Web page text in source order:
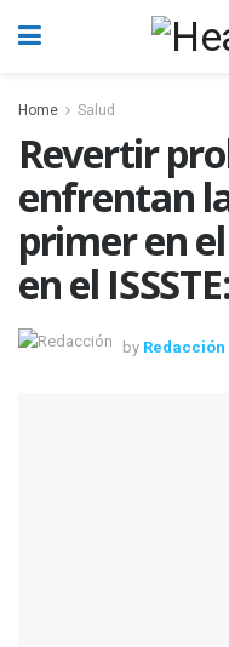
Home Salud
Revertir
enfrentan
primer en
en el
by Redacción